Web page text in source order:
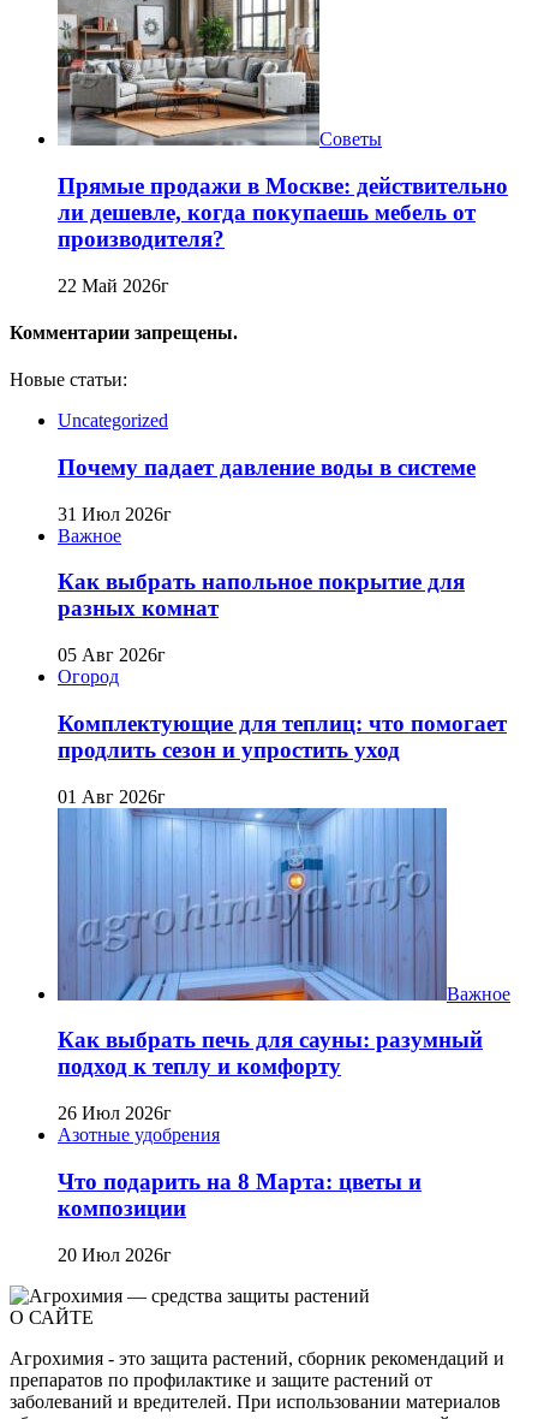
Советы
Прямые продажи в Москве: действительно
ли дешевле, когда покупаешь мебель от
производителя?
22 Май 2026г
Комментарии запрещены.
Новые статьи:
Uncategorized
Почему падает давление воды в системе
31 Июл 2026г
Важное
Как выбрать напольное покрытие для
разных комнат
05 Авг 2026г
Огород
Комплектующие для теплиц: что помогает
продлить сезон и упростить уход
01 Авг 2026г
Важное
Как выбрать печь для сауны: разумный
подход к теплу и комфорту
26 Июл 2026г
Азотные удобрения
Что подарить на 8 Марта: цветы и
композиции
20 Июл 2026г
О САЙТЕ
Агрохимия - это защита растений, сборник рекомендаций и
препаратов по профилактике и защите растений от
заболеваний и вредителей. При использовании материалов